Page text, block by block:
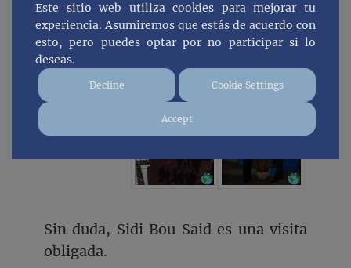
Sin duda, Sidi Bou Said es una visita
obligada.
Este sitio web utiliza cookies para mejorar tu
experiencia. Asumiremos que estás de acuerdo con
esto, pero puedes optar por no participar si lo
deseas.
Decline Cookie Settings
Accept